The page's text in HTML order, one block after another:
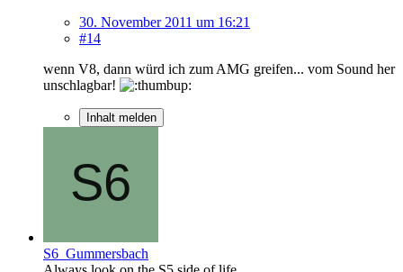
30. November 2011 um 16:21
#14
wenn V8, dann würd ich zum AMG greifen... vom Sound her
unschlagbar!
Inhalt melden
S6_Gummersbach